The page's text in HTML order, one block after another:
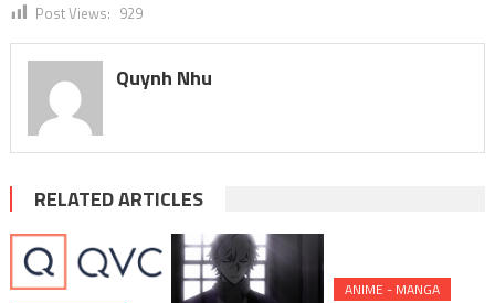
Post Views: 929
Quynh Nhu
RELATED ARTICLES
ANIME - MANGA